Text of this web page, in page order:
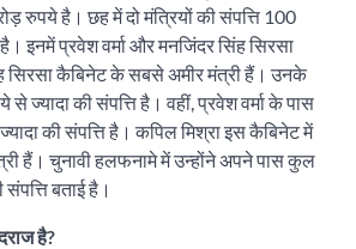
रुपये है। छह में दो मंत्रियों की संपत्ति 100
इनमें प्रवेश वर्मा और मनजिंदर सिंह सिरसा
सिरसा कैबिनेट के सबसे अमीर मंत्री हैं। उनके
ज्यादा की संपत्ति है। वहीं, प्रवेश वर्मा के पास
की संपत्ति है। कपिल मिश्रा इस कैबिनेट में
हैं। चुनावी हलफनामे में उन्होंने अपने पास कुल
बताई है।
है?